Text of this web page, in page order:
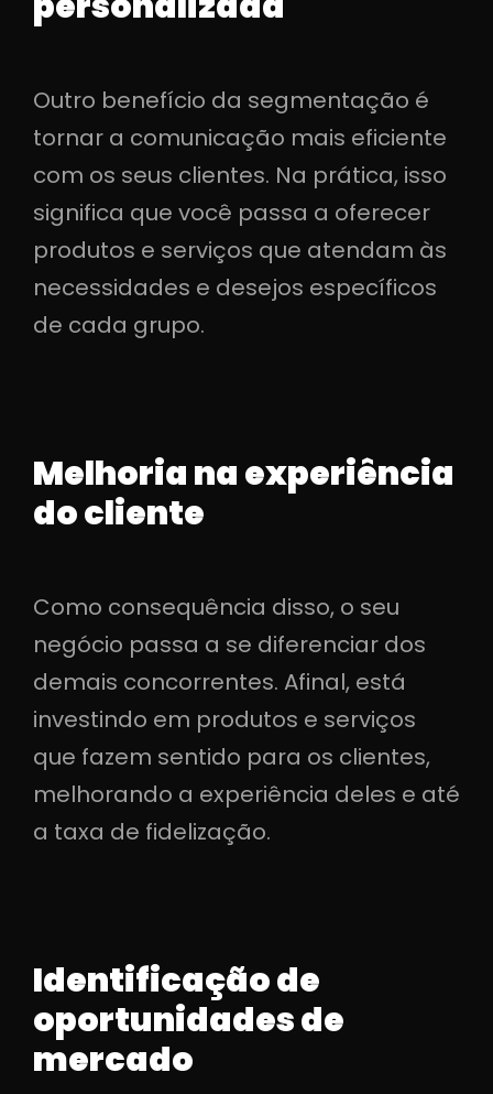
Outro benefício da segmentação é
tornar a comunicação mais eficiente
com os seus clientes. Na prática, isso
significa que você passa a oferecer
produtos e serviços que atendam às
necessidades e desejos específicos
de cada grupo.
Melhoria na experiência
do cliente
Como consequência disso, o seu
negócio passa a se diferenciar dos
demais concorrentes. Afinal, está
investindo em produtos e serviços
que fazem sentido para os clientes,
melhorando a experiência deles e até
a taxa de fidelização.
Identificação de
oportunidades de
mercado